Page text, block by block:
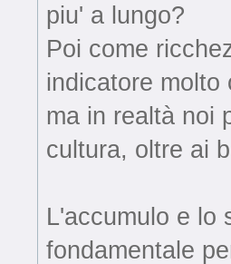
piu' a lungo?
Poi come
indicatore molto
ma in realtà noi
cultura, oltre ai
L'accumulo e lo
fondamentale